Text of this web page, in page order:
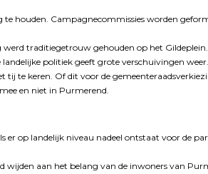
houden. Campagnecommissies worden
werd traditiegetrouw gehouden op het Gildeplein.
politiek geeft grote verschuivingen
te keren. Of dit voor de
en niet in Purmerend.
er op landelijk niveau nadeel ontstaat voor de
wijden aan het belang van de inwoners van